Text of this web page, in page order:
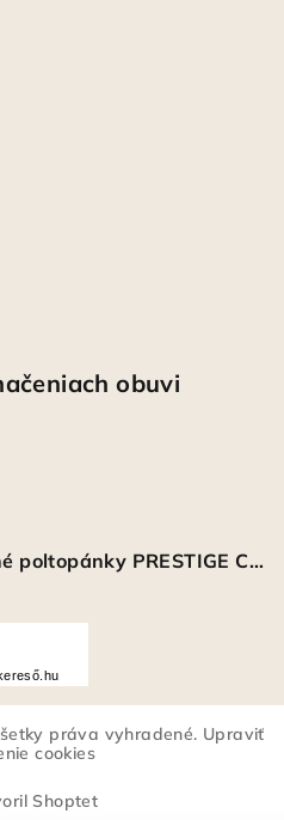
obuvi
Športové pracovné poltopánky PRESTIGE CLASSIC biele
je 5 z 5 hviezdičiek.
práva vyhradené. Upraviť
cookies
Shoptet